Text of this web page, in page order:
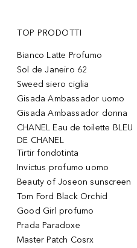
TOP PRODOTTI
Bianco Latte Profumo
Sol de Janeiro 62
Sweed siero ciglia
Gisada Ambassador uomo
Gisada Ambassador donna
CHANEL Eau de toilette BLEU
DE CHANEL
Tirtir fondotinta
Invictus profumo uomo
Beauty of Joseon sunscreen
Tom Ford Black Orchid
Good Girl profumo
Prada Paradoxe
Master Patch Cosrx